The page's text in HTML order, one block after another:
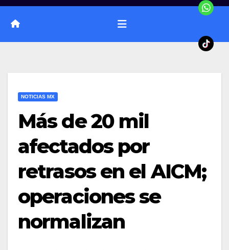
NOTICIAS MX
Más de 20 mil
afectados por
retrasos en el AICM;
operaciones se
normalizan